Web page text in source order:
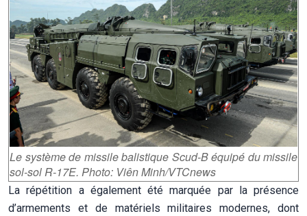
Le système de missile balistique Scud-B équipé du missile
sol-sol R-17E. Photo: Viên Minh/VTCnews
La répétition a également été marquée par la présence
d’armements et de matériels militaires modernes, dont